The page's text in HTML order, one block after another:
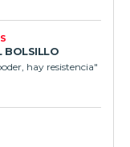
BOLSILLO